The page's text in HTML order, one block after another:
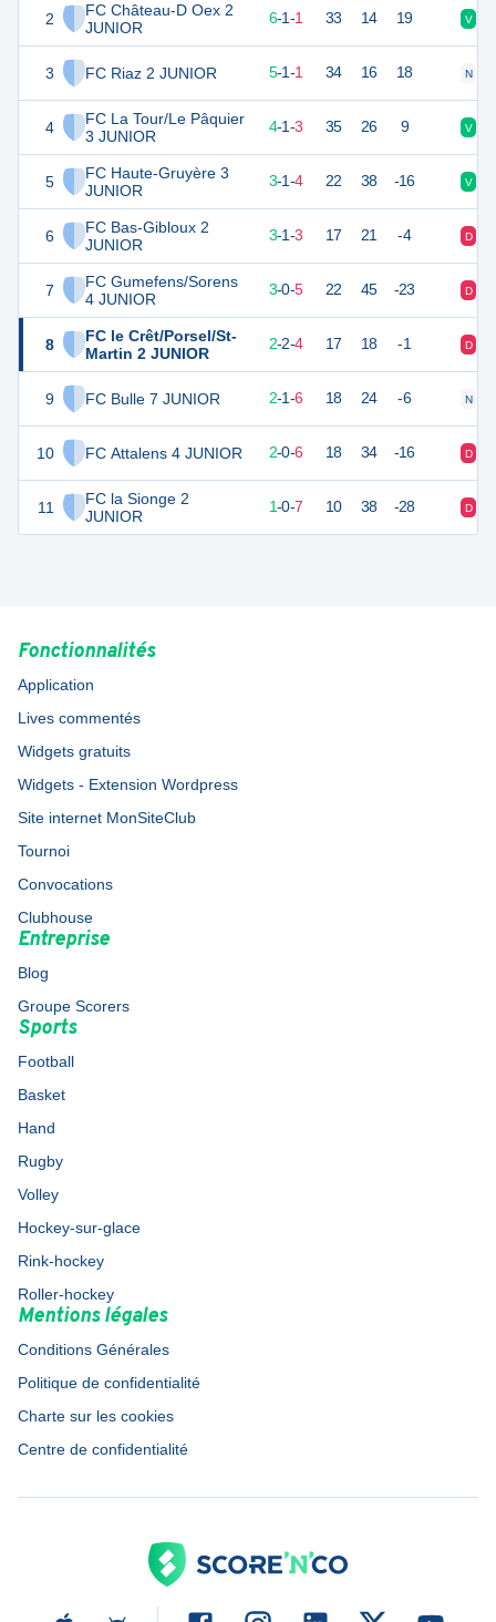
2
FC Château-D Oex 2
JUNIOR
3 FC Riaz 2 JUNIOR
4
FC La Tour/Le Pâquier
3 JUNIOR
5
FC Haute-Gruyère 3
JUNIOR
6
FC Bas-Gibloux 2
JUNIOR
7
FC Gumefens/Sorens
4 JUNIOR
8
FC le Crêt/Porsel/St-
Martin 2 JUNIOR
9 FC Bulle 7 JUNIOR
10 FC Attalens 4 JUNIOR
11
FC la Sionge 2
JUNIOR
19 6-1-1 33 14 19 V
16 5-1-1 34 16 18 N
13 8 4-1-3 35 26 9 V
10 3-1-4 22 38 -16 V
9 3-1-3 17 21 -4 D
9 8 3-0-5 22 45 -23 D
7 8 2-2-4 17 18 -1 D
7 2-1-6 18 24 -6 N
6 8 2-0-6 18 34 -16 D
1-0-7 10 38 -28 D
Fonctionnalités
Application
Lives commentés
Widgets gratuits
Widgets - Extension Wordpress
Site internet MonSiteClub
Tournoi
Convocations
Clubhouse
Entreprise
Blog
Groupe Scorers
Sports
Football
Basket
Hand
Rugby
Volley
Hockey-sur-glace
Rink-hockey
Roller-hockey
Mentions légales
Conditions Générales
Politique de confidentialité
Charte sur les cookies
Centre de confidentialité